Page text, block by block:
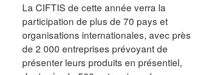
La CIFTIS de cette année verra la
participation de plus de 70 pays et
organisations internationales, avec près
de 2 000 entreprises prévoyant de
présenter leurs produits en présentiel,